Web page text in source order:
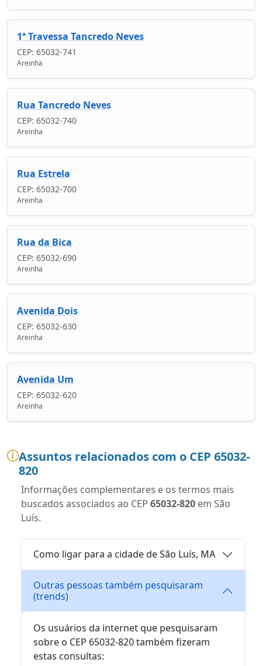
1ª Travessa Tancredo Neves
CEP: 65032-741
Areinha
Rua Tancredo Neves
CEP: 65032-740
Areinha
Rua Estrela
CEP: 65032-700
Areinha
Rua da Bica
CEP: 65032-690
Areinha
Avenida Dois
CEP: 65032-630
Areinha
Avenida Um
CEP: 65032-620
Areinha
Assuntos relacionados com o CEP 65032-
820
Informações complementares e os termos mais
buscados associados ao CEP 65032-820 em São
Luís.
Como ligar para a cidade de São Luís, MA
Outras pessoas também pesquisaram
(trends)
Os usuários da internet que pesquisaram
sobre o CEP 65032-820 também fizeram
estas consultas: